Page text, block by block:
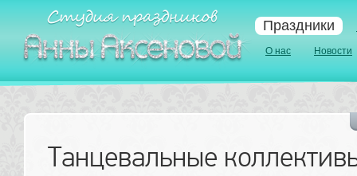
Праздники
О нас Новости
Танцевальные